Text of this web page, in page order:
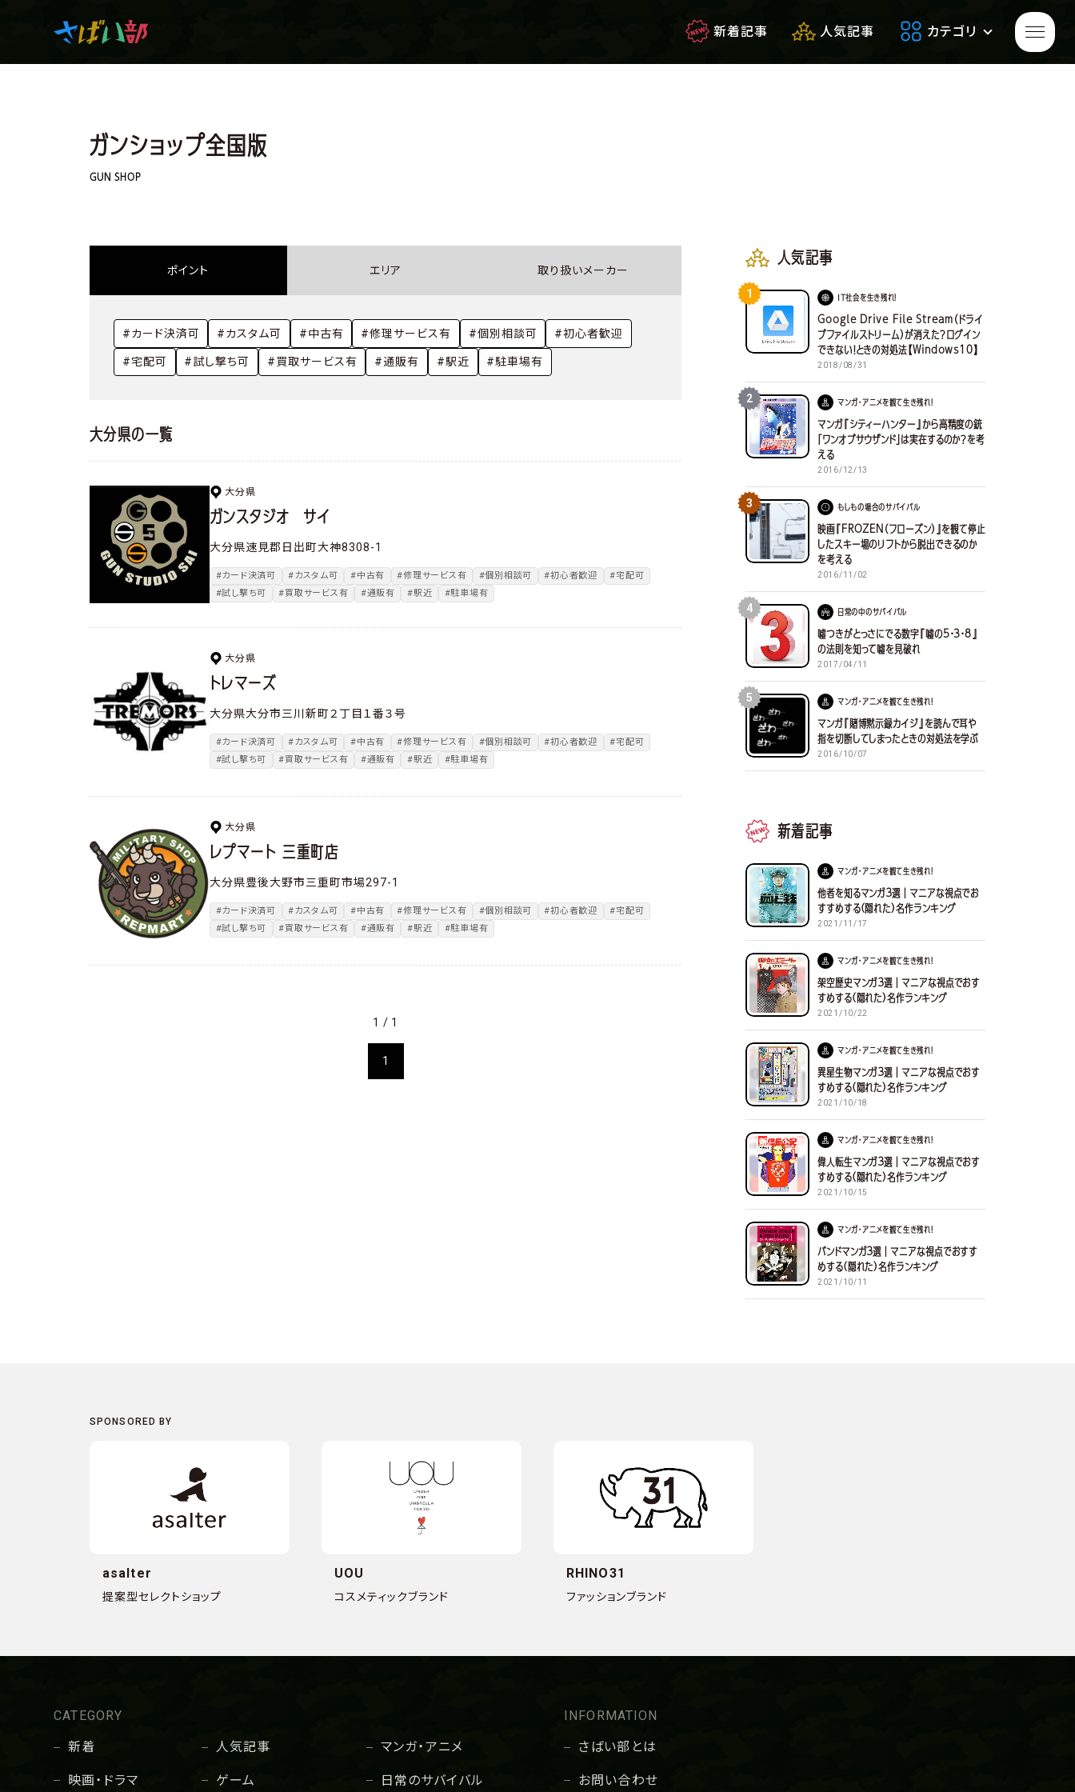
新着記事 人気記事 カテゴリ
マンガ・アニメを観て
生き残れ！
サバイバルゲーム サバゲー豆知識 サバゲーフィールドレビュー
やってみた・行ってみた・
撃ってみた
ガンショップ全国版
GUN SHOP
ポイント エリア 取り扱いメーカー
#カード決済可 #カスタム可 #中古有 #修理サービス有 #個別相談可 #初心者歓迎
#宅配可 #試し撃ち可 #買取サービス有 #通販有 #駅近 #駐車場有
大分県の一覧
大分県
ガンスタジオ サイ
大分県速見郡日出町大神8308-1
#カード決済可 #カスタム可 #中古有 #修理サービス有 #個別相談可 #初心者歓迎
#宅配可
#試し撃ち可
#買取サービス有 #通販有 #駅近 #駐車場有
大分県
トレマーズ
大分県大分市三川新町２丁目１番３号
#カード決済可 #カスタム可 #中古有 #修理サービス有 #個別相談可 #初心者歓迎
#宅配可
#試し撃ち可
#買取サービス有 #通販有 #駅近 #駐車場有
大分県
レプマート 三重町店
大分県豊後大野市三重町市場297-1
#カード決済可 #カスタム可 #中古有 #修理サービス有 #個別相談可 #初心者歓迎
#宅配可
#試し撃ち可
#買取サービス有 #通販有 #駅近 #駐車場有
1 / 1
1
人気記事
1 IT社会を生き残れ！
Google Drive File Stream（ドライ
ブファイルストリーム）が消えた？ログイン
できない！ときの対処法【Windows10】
2018/08/31
2 マンガ・アニメを観て生き残れ！
マンガ『シティーハンター』から高精度の銃
「ワンオブサウザンド」は実在するのか？を考
える
2016/12/13
3 もしもの場合のサバイバル
映画『FROZEN（フローズン）』を観て停止
したスキー場のリフトから脱出できるのか
を考える
2016/11/02
4 日常の中のサバイバル
嘘つきがとっさにでる数字『嘘の5・3・8』
の法則を知って嘘を見破れ
2017/04/11
5 マンガ・アニメを観て生き残れ！
マンガ『賭博黙示録カイジ』を読んで耳や
指を切断してしまったときの対処法を学ぶ
2016/10/07
新着記事
マンガ・アニメを観て生き残れ！
他者を知るマンガ３選｜マニアな視点でお
すすめする(隠れた)名作ランキング
2021/11/17
マンガ・アニメを観て生き残れ！
架空歴史マンガ３選｜マニアな視点でおす
すめする(隠れた)名作ランキング
2021/10/22
マンガ・アニメを観て生き残れ！
異星生物マンガ３選｜マニアな視点でおす
すめする(隠れた)名作ランキング
2021/10/18
マンガ・アニメを観て生き残れ！
偉人転生マンガ３選｜マニアな視点でおす
すめする(隠れた)名作ランキング
2021/10/15
マンガ・アニメを観て生き残れ！
バンドマンガ３選｜マニアな視点でおすす
めする(隠れた)名作ランキング
2021/10/11
asalter
提案型セレクトショップ
UOU
コスメティックブランド
RHINO31
ファッションブランド
CATEGORY
新着 人気記事 マンガ・アニメ
映画・ドラマ ゲーム 日常のサバイバル
INFORMATION
さばい部とは
お問い合わせ